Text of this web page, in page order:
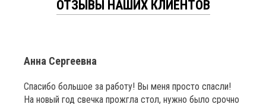
ОТЗЫВЫ НАШИХ КЛИЕНТОВ
Анна Сергеевна
Спасибо большое за работу! Вы меня просто спасли!
На новый год свечка прожгла стол, нужно было срочно